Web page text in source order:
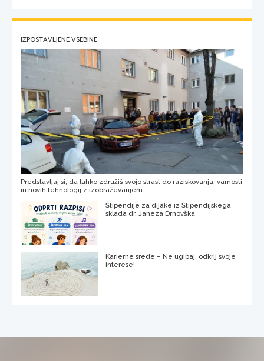
IZPOSTAVLJENE VSEBINE
Predstavljaj si, da lahko združiš svojo strast do raziskovanja, varnosti
in novih tehnologij z izobraževanjem
Štipendije za dijake iz Štipendijskega
sklada dr. Janeza Drnovška
Karierne srede – Ne ugibaj, odkrij svoje
interese!